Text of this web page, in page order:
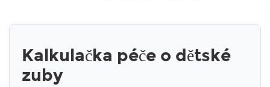
Kalkulačka péče o dětské
zuby